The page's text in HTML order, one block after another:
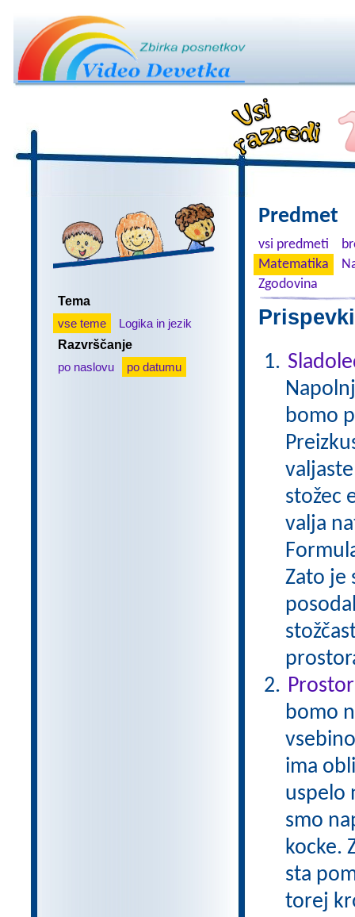
Tema
vse teme
Logika in jezik
Razvrščanje
po naslovu
po datumu
Predmet
vsi predmeti
Matematika
Zgodovina
bomo
stožec
valja
Zato je
bomo
ima
uspelo
smo
kocke.
sta
torej